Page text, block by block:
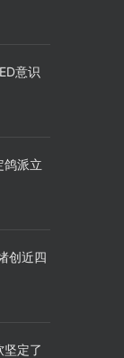
意识
鸽派立
创近四
定了